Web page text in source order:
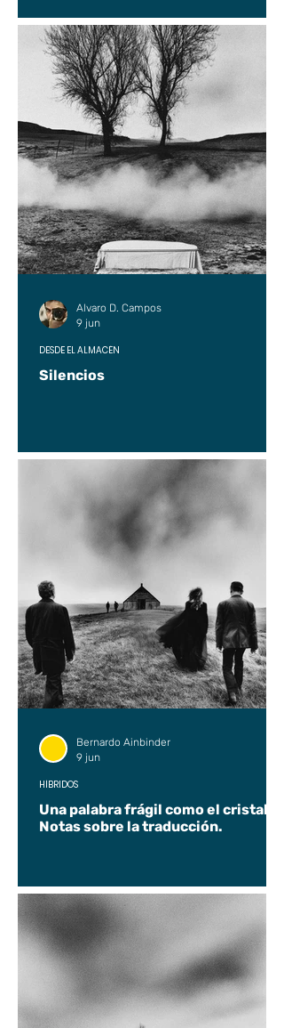
Silencios
DESDE EL ALMACÉN
Alvaro D. Campos
9 jun
Una palabra frágil como el cristal.
Notas sobre la traducción.
HÍBRIDOS
Bernardo Ainbinder
9 jun